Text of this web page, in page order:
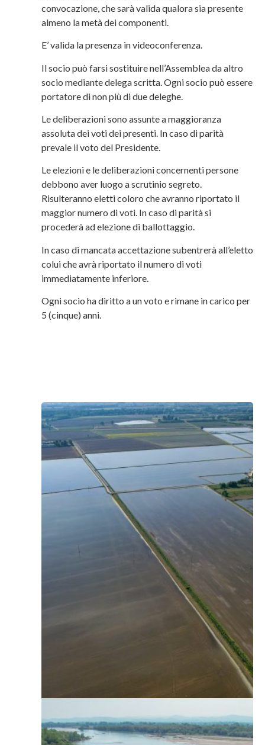
convocazione, che sarà valida qualora sia presente
almeno la metà dei componenti.
E’ valida la presenza in videoconferenza.
Il socio può farsi sostituire nell’Assemblea da altro
socio mediante delega scritta. Ogni socio può essere
portatore di non più di due deleghe.
Le deliberazioni sono assunte a maggioranza
assoluta dei voti dei presenti. In caso di parità
prevale il voto del Presidente.
Le elezioni e le deliberazioni concernenti persone
debbono aver luogo a scrutinio segreto.
Risulteranno eletti coloro che avranno riportato il
maggior numero di voti. In caso di parità si
procederà ad elezione di ballottaggio.
In caso di mancata accettazione subentrerà all’eletto
colui che avrà riportato il numero di voti
immediatamente inferiore.
Ogni socio ha diritto a un voto e rimane in carico per
5 (cinque) anni.